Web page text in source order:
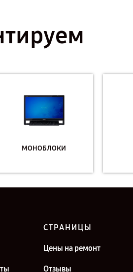
МОНОБЛОКИ
СТРАНИЦЫ
Цены на ремонт
Отзывы